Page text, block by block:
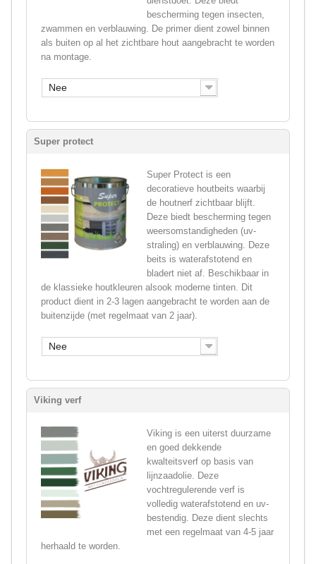
bescherming tegen insecten,
zwammen en verblauwing. De primer dient zowel binnen
als buiten op al het zichtbare hout aangebracht te worden
na montage.
Nee
Super protect
Super Protect is een
decoratieve houtbeits waarbij
de houtnerf zichtbaar blijft.
Deze biedt bescherming tegen
weersomstandigheden (uv-
straling) en verblauwing. Deze
beits is waterafstotend en
bladert niet af. Beschikbaar in
de klassieke houtkleuren alsook moderne tinten. Dit
product dient in 2-3 lagen aangebracht te worden aan de
buitenzijde (met regelmaat van 2 jaar).
Nee
Viking verf
Viking is een uiterst duurzame
en goed dekkende
kwalteitsverf op basis van
lijnzaadolie. Deze
vochtregulerende verf is
volledig waterafstotend en uv-
bestendig. Deze dient slechts
met een regelmaat van 4-5 jaar
herhaald te worden.